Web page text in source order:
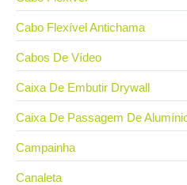
Cabo Flexível Antichama
Cabos De Vídeo
Caixa De Embutir Drywall
Caixa De Passagem De
Campainha
Canaleta